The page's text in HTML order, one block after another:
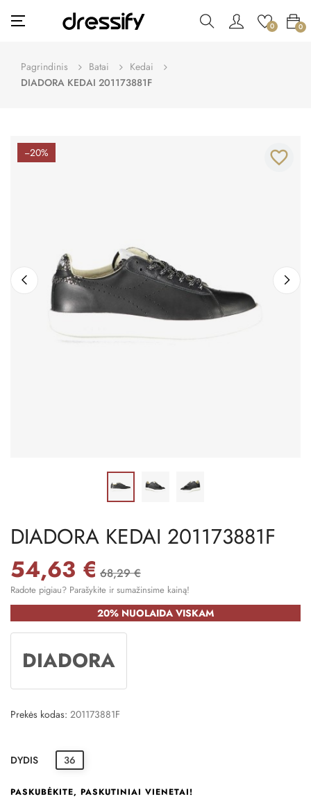
Toggle
navigation
☰ 0 0
Pagrindinis Batai
Kedai
DIADORA KEDAI 201173881F
−20% favorite_border
DIADORA KEDAI 201173881F
54,63 € 68,29 €
Radote pigiau? Parašykite ir sumažinsime kainą!
20% NUOLAIDA VISKAM
DIADORA
Prekės kodas: 201173881F
DYDIS 36
PASKUBĖKITE, PASKUTINIAI VIENETAI!